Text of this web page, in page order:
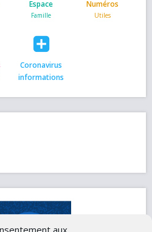
aux
Espace Numéros
Coronavirus
informations